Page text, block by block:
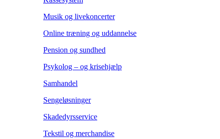
Musik og livekoncerter
Online træning og uddannelse
Pension og sundhed
Psykolog – og krisehjælp
Samhandel
Sengeløsninger
Skadedyrsservice
Tekstil og merchandise